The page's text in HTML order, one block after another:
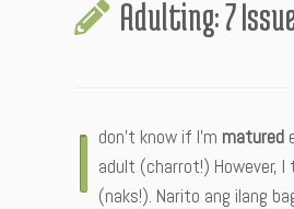
Adulting: 7
I don’t know if I’m matured
adult (charrot!) However,
(naks!). Narito ang ilang